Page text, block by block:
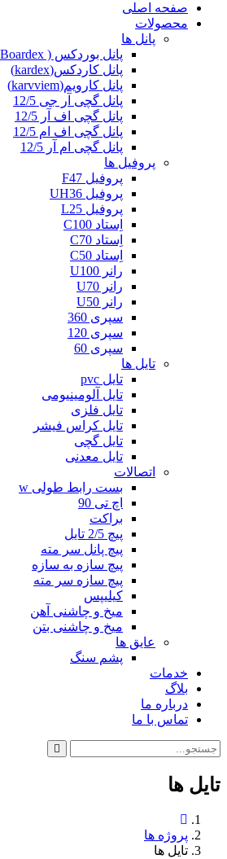
صفحه اصلی
محصولات
پانل ها
پانل بوردکس ( Boardex )
پانل کاردکس(kardex)
پانل کارویم(karvviem)
پانل گچی آر جی 12/5
پانل گچی اف آر 12/5
پانل گچی اف ام 12/5
پانل گچی ام آر 12/5
پروفیل ها
پروفیل F47
پروفیل UH36
پروفیل L25
اِستاد C100
اِستاد C70
اِستاد C50
رانر U100
رانر U70
رانر U50
سپری 360
سپری 120
سپری 60
تایل ها
تایل pvc
تایل آلومینیومی
تایل فلزی
تایل کراس فیشر
تایل گچی
تایل معدنی
اتصالات
بست رابط طولی w
اچ تی 90
براکت
پیچ 2/5 تایل
پیچ پانل سر مته
پیچ سازه به سازه
پیچ سازه سر مته
کیلیپس
میخ و چاشنی آهن
میخ و چاشنی بتن
عایق ها
پشم سنگ
خدمات
بلاگ
درباره ما
تماس با ما
تایل ها
پروژه ها
تایل ها